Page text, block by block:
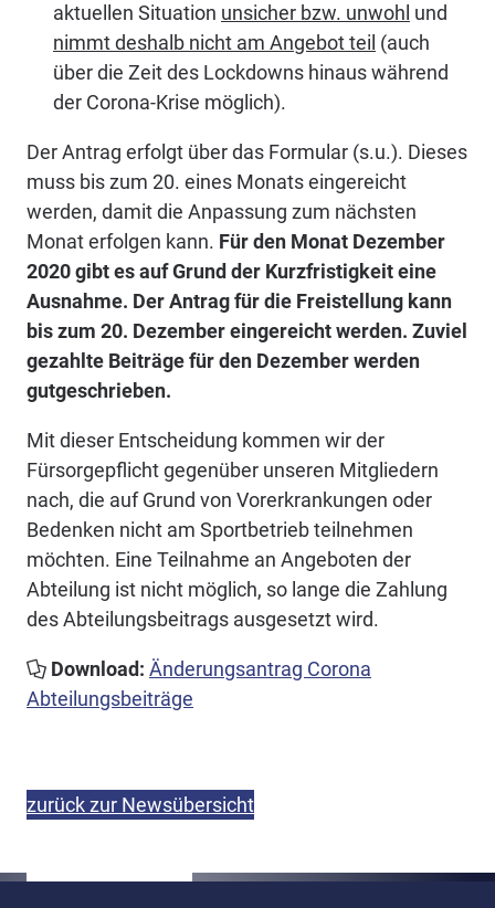
aktuellen Situation unsicher bzw. unwohl und
nimmt deshalb nicht am Angebot teil (auch
über die Zeit des Lockdowns hinaus während
der Corona-Krise möglich).
Der Antrag erfolgt über das Formular (s.u.). Dieses
muss bis zum 20. eines Monats eingereicht
werden, damit die Anpassung zum nächsten
Monat erfolgen kann. Für den Monat Dezember
2020 gibt es auf Grund der Kurzfristigkeit eine
Ausnahme. Der Antrag für die Freistellung kann
bis zum 20. Dezember eingereicht werden. Zuviel
gezahlte Beiträge für den Dezember werden
gutgeschrieben.
Mit dieser Entscheidung kommen wir der
Fürsorgepflicht gegenüber unseren Mitgliedern
nach, die auf Grund von Vorerkrankungen oder
Bedenken nicht am Sportbetrieb teilnehmen
möchten. Eine Teilnahme an Angeboten der
Abteilung ist nicht möglich, so lange die Zahlung
des Abteilungsbeitrags ausgesetzt wird.
Download: Änderungsantrag Corona
Abteilungsbeiträge
zurück zur Newsübersicht